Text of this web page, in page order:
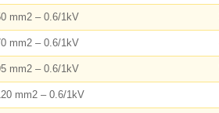
mm2 – 0.6/1kV
mm2 – 0.6/1kV
mm2 – 0.6/1kV
mm2 – 0.6/1kV